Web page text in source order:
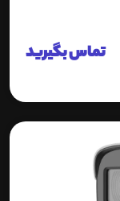
تماس بگیرید